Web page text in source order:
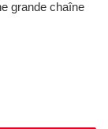
grande chaîne